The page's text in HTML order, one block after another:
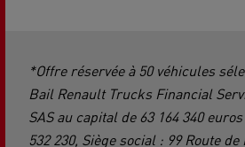
*Offre réservée à 50 véhicules
Bail Renault Trucks Financial
SAS au capital de 63 164 340
532 230, Siège social : 99 Route de